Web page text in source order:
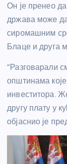
Он је пренео
држава може
сиромашним
Блаце и друга
“Разговарали
општинама
инвеститора.
другу плату у
објаснио је